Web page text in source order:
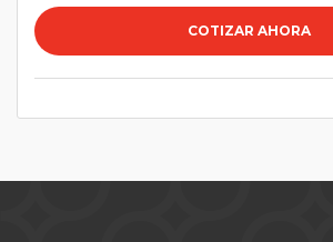
COTIZAR AHORA